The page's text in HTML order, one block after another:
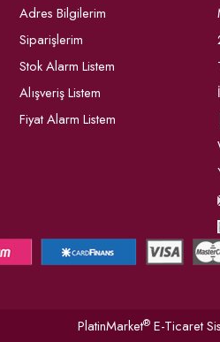
Adres Bilgilerim
Siparişlerim
Stok Alarm Listem
Alışveriş Listem
Fiyat Alarm Listem
PlatinMarket® E-Ticaret